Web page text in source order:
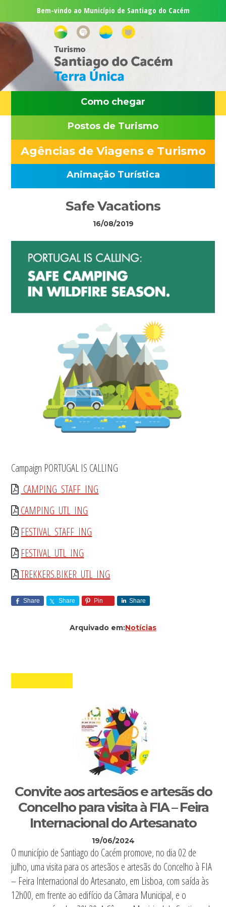
para
principal
to
main
para
lateral
principal
para
Bem-vindo ao Município de Santiago do Cacém
Como chegar
Postos de Turismo
Agências de Viagens e Turismo
Animação Turística
Safe Vacations
16/08/2019
Campaign PORTUGAL IS CALLING
CAMPING_STAFF_ING
CAMPING_UTL_ING
FESTIVAL_STAFF_ING
FESTIVAL_UTL_ING
TREKKERS.BIKER_UTL_ING
Share Share Pin Share
Arquivado em:Notícias
Convite aos artesãos e artesãs do
Concelho para visita à FIA – Feira
Internacional do Artesanato
19/06/2024
O município de Santiago do Cacém promove, no dia 02 de
julho, uma visita para os artesãos e artesãs do Concelho à FIA
– Feira Internacional do Artesanato, em Lisboa, com saída às
12h00, em frente ao edifício da Câmara Municipal, e o